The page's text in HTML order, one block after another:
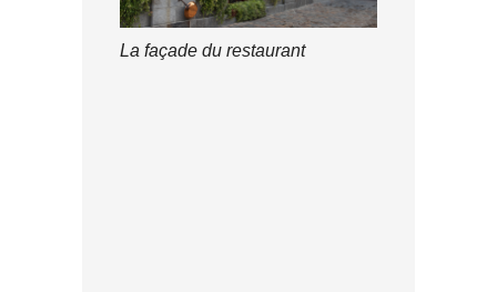
La façade du restaurant